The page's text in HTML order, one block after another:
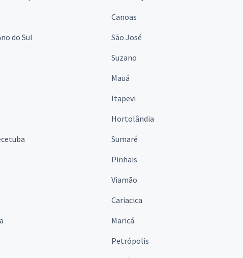
Canoas
do Sul São José
Suzano
Mauá
Itapevi
Hortolândia
Sumaré
Pinhais
Viamão
Cariacica
Maricá
Petrópolis